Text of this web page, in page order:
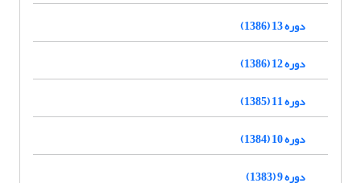
دوره 13 (1386)
دوره 12 (1386)
دوره 11 (1385)
دوره 10 (1384)
دوره 9 (1383)